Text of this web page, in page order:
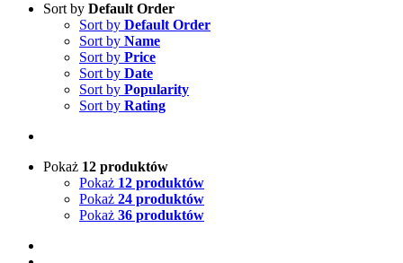
Sort by Default Order
Sort by Default Order
Sort by Name
Sort by Price
Sort by Date
Sort by Popularity
Sort by Rating
Pokaż 12 produktów
Pokaż 12 produktów
Pokaż 24 produktów
Pokaż 36 produktów